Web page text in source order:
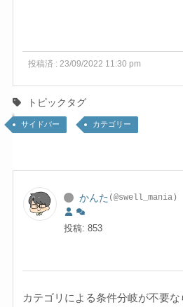
投稿済 : 23/09/2022 11:30 pm
トピックタグ
サイドバー カテゴリー
かんた (@swell_mania)
投稿: 853
カテゴリによる条件分岐が不要